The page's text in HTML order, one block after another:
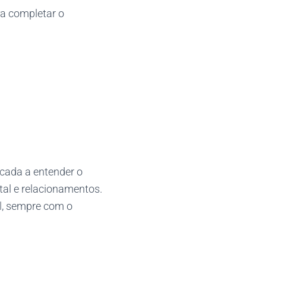
completar o
a entender o
e relacionamentos.
sempre com o